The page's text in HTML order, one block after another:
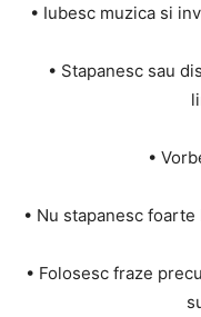
• Iubesc muzica si
• Stapanesc sau
•
• Nu stapanesc
• Folosesc fraze